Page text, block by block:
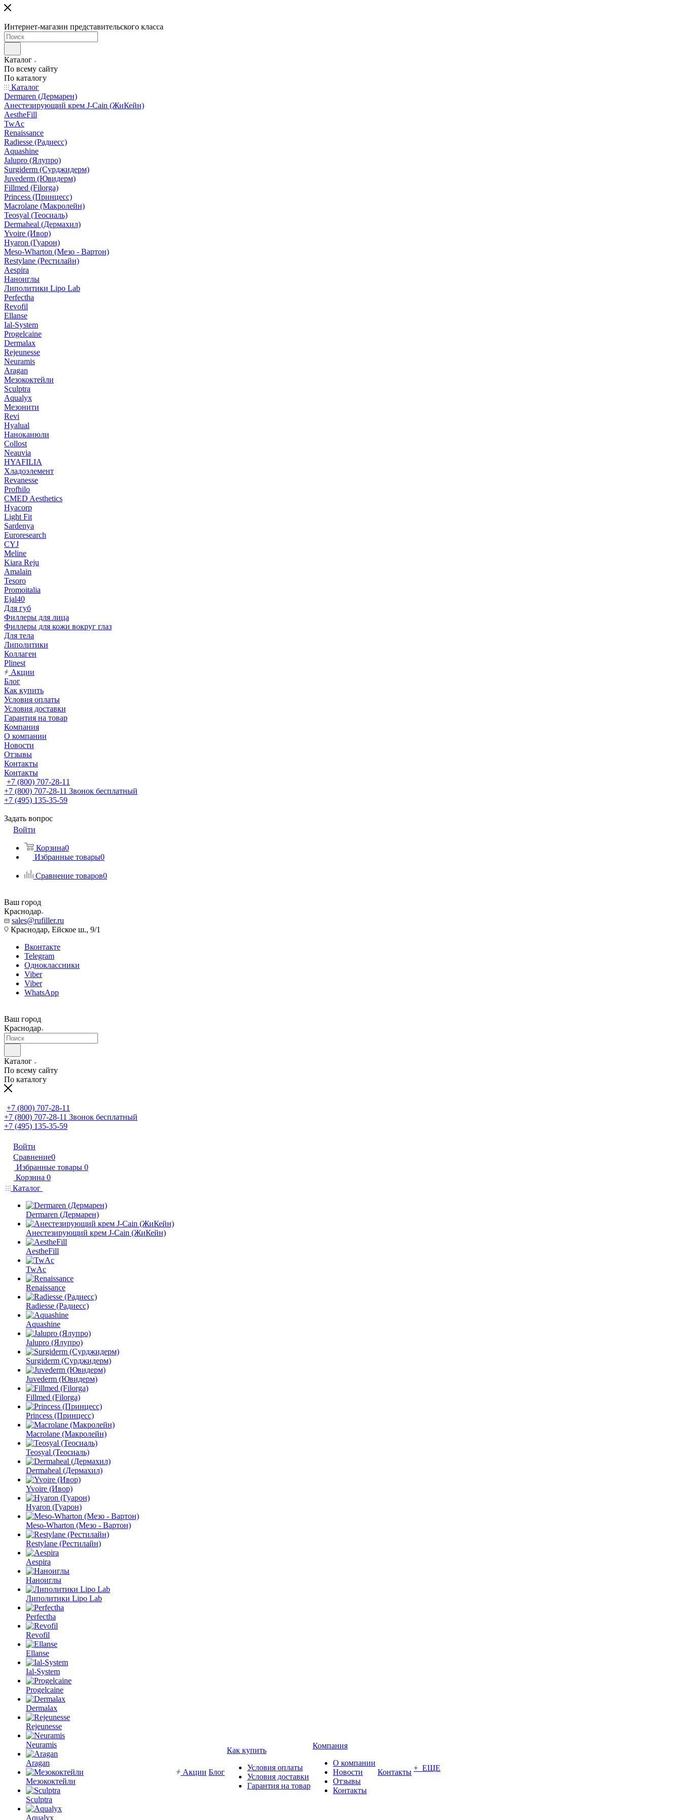
Интернет-магазин представительского класса
Каталог
По всему сайту
По каталогу
Каталог
Dermaren (Дермарен)
Анестезирующий крем J-Cain (ЖиКейн)
AestheFill
TwAc
Renaissance
Radiesse (Радиесс)
Aquashine
Jalupro (Ялупро)
Surgiderm (Сурджидерм)
Juvederm (Ювидерм)
Fillmed (Filorga)
Princess (Принцесс)
Macrolane (Макролейн)
Teosyal (Теосиаль)
Dermaheal (Дермахил)
Yvoire (Ивор)
Hyaron (Гуарон)
Meso-Wharton (Мезо - Вартон)
Restylane (Рестилайн)
Aespira
Наноиглы
Липолитики Lipo Lab
Perfectha
Revofil
Ellanse
Ial-System
Progelcaine
Dermalax
Rejeunesse
Neuramis
Aragan
Мезококтейли
Sculptra
Aqualyx
Мезонити
Revi
Hyalual
Наноканюли
Collost
Neauvia
HYAFILIA
Хладоэлемент
Revanesse
Profhilo
CMED Aesthetics
Hyacorp
Light Fit
Sardenya
Euroresearch
CYJ
Meline
Kiara Reju
Amalain
Tesoro
Promoitalia
Ejal40
Для губ
Филлеры для лица
Филлеры для кожи вокруг глаз
Для тела
Липолитики
Коллаген
Plinest
Акции
Блог
Как купить
Условия оплаты
Условия доставки
Гарантия на товар
Компания
О компании
Новости
Отзывы
Контакты
Контакты
+7 (800) 707-28-11
+7 (800) 707-28-11 Звонок бесплатный
+7 (495) 135-35-59
Задать вопрос
Войти
Корзина0
Избранные товары0
Сравнение товаров0
Ваш город
Краснодар
sales@rufiller.ru
Краснодар, Ейское ш., 9/1
Вконтакте
Telegram
Одноклассники
Viber
Viber
WhatsApp
Ваш город
Краснодар
Каталог
По всему сайту
По каталогу
+7 (800) 707-28-11
+7 (800) 707-28-11 Звонок бесплатный
+7 (495) 135-35-59
Войти
Сравнение0
Избранные товары 0
Корзина 0
Каталог
Dermaren (Дермарен)
Анестезирующий крем J-Cain (ЖиКейн)
AestheFill
TwAc
Renaissance
Radiesse (Радиесс)
Aquashine
Jalupro (Ялупро)
Surgiderm (Сурджидерм)
Juvederm (Ювидерм)
Fillmed (Filorga)
Princess (Принцесс)
Macrolane (Макролейн)
Teosyal (Теосиаль)
Dermaheal (Дермахил)
Yvoire (Ивор)
Hyaron (Гуарон)
Meso-Wharton (Мезо - Вартон)
Restylane (Рестилайн)
Aespira
Наноиглы
Липолитики Lipo Lab
Perfectha
Revofil
Ellanse
Ial-System
Progelcaine
Dermalax
Rejeunesse
Neuramis
Aragan
Мезококтейли
Sculptra
Aqualyx
Акции Блог
Как купить
Условия оплаты
Условия доставки
Гарантия на товар
Компания
О компании
Новости
Отзывы
Контакты
Контакты + ЕЩЕ